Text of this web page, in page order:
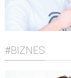
#BIZNES